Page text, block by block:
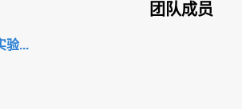
团队成员
验...